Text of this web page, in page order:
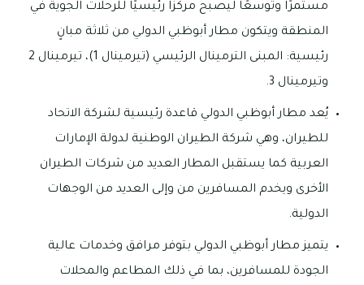
مستمرًا وتوسعًا ليصبح مركزًا رئيسيًا للرحلات الجوية في
المنطقة ويتكون مطار أبوظبي الدولي من ثلاثة مبانٍ
رئيسية: المبنى الترمينال الرئيسي (تيرمينال 1)، تيرمينال 2
وتيرمينال 3.
يُعد مطار أبوظبي الدولي قاعدة رئيسية لشركة الاتحاد
للطيران، وهي شركة الطيران الوطنية لدولة الإمارات
العربية كما يستقبل المطار العديد من شركات الطيران
الأخرى ويخدم المسافرين من وإلى العديد من الوجهات
الدولية.
يتميز مطار أبوظبي الدولي بتوفر مرافق وخدمات عالية
الجودة للمسافرين، بما في ذلك المطاعم والمحلات